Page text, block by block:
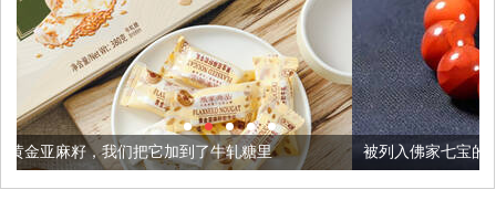
加到了牛轧糖里 被列入佛家七宝的它到底有多美？